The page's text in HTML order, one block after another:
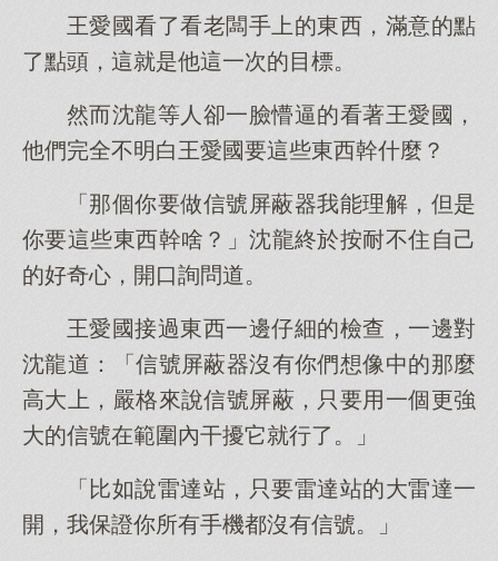
王愛國看了看老闆手上的東西，滿意的點
了點頭，這就是他這一次的目標。
然而沈龍等人卻一臉懵逼的看著王愛國，
他們完全不明白王愛國要這些東西幹什麼？
「那個你要做信號屏蔽器我能理解，但是
你要這些東西幹啥？」沈龍終於按耐不住自己
的好奇心，開口詢問道。
王愛國接過東西一邊仔細的檢查，一邊對
沈龍道：「信號屏蔽器沒有你們想像中的那麼
高大上，嚴格來說信號屏蔽，只要用一個更強
大的信號在範圍內干擾它就行了。」
「比如說雷達站，只要雷達站的大雷達一
開，我保證你所有手機都沒有信號。」